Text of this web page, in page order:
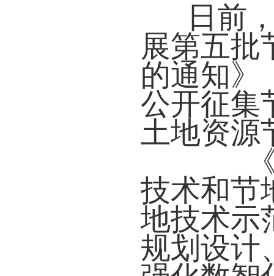
日前
展第五批
的通知》
公开征集
土地资源
《
技术和节
地技术示
规划设计